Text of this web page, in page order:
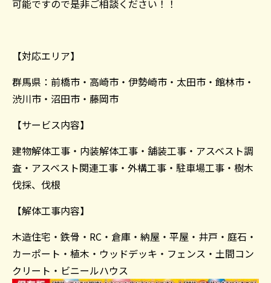
可能ですので是非ご相談ください！！
【対応エリア】
群馬県：前橋市・高崎市・伊勢崎市・太田市・館林市・
渋川市・沼田市・藤岡市
【サービス内容】
建物解体工事・内装解体工事・舗装工事・アスベスト調
査・アスベスト関連工事・外構工事・駐車場工事・樹木
伐採、伐根
【解体工事内容】
木造住宅・鉄骨・RC・倉庫・納屋・平屋・井戸・庭石・
カーポート・植木・ウッドデッキ・フェンス・土間コン
クリート・ビニールハウス